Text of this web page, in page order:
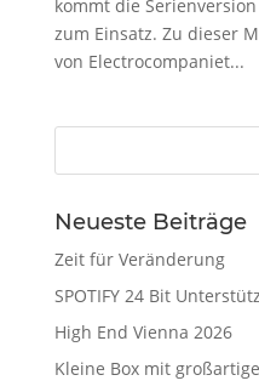
kommt die
zum Einsatz. Zu dieser
von Electrocompaniet...
Neueste Beiträge
Zeit für Veränderung
SPOTIFY 24 Bit
High End Vienna 2026
Kleine Box mit